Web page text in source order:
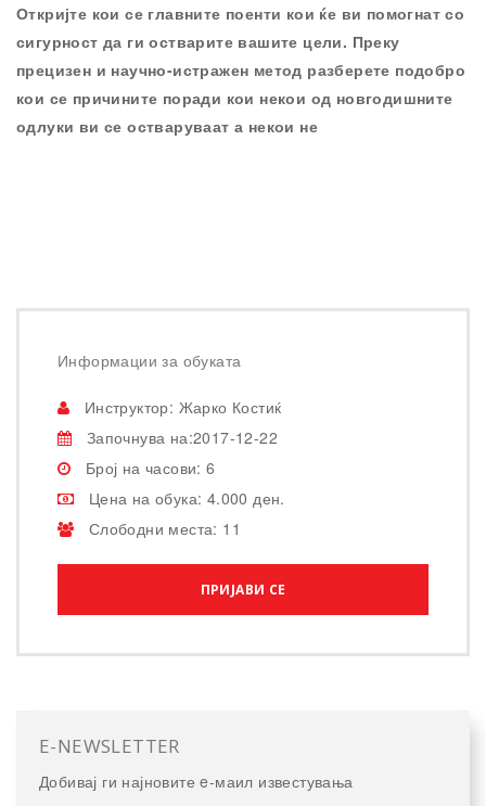
Откријте кои се главните поенти кои ќе ви помогнат со
сигурност да ги остварите вашите цели. Преку
прецизен и научно-истражен метод разберете подобро
кои се причините поради кои некои од новгодишните
одлуки ви се остваруваат а некои не
Информации за обуката
Инструктор: Жарко Костиќ
Започнува на:2017-12-22
Број на часови: 6
Цена на обука: 4.000 ден.
Слободни места: 11
ПРИЈАВИ СЕ
E-NEWSLETTER
Добивај ги најновите e-маил известувања